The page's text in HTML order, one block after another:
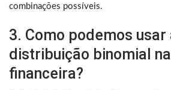
combinações possíveis.
3. Como podemos usar
distribuição binomial
financeira?